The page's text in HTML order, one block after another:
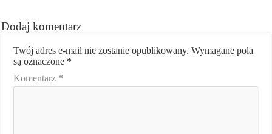
Dodaj komentarz
Twój adres e-mail nie zostanie opublikowany. Wymagane pola
są oznaczone *
Komentarz *